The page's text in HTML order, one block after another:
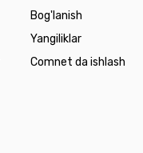
Bog'lanish
Yangiliklar
Comnet da ishlash